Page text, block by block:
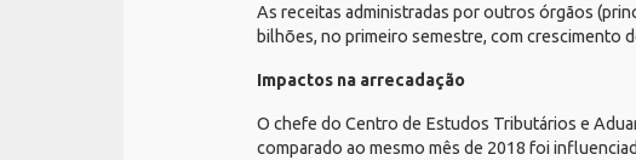
As receitas administradas por outros órgãos
bilhões, no primeiro semestre, com crescimento
Impactos na arrecadação
O chefe do Centro de Estudos Tributários e
comparado ao mesmo mês de 2018 foi